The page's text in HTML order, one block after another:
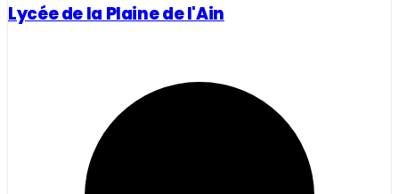
Lycée de la Plaine de l'Ain